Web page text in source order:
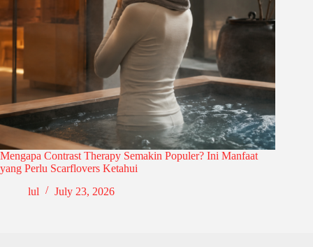
Mengapa Contrast Therapy Semakin Populer? Ini Manfaat
yang Perlu Scarflovers Ketahui
lul
July 23, 2026